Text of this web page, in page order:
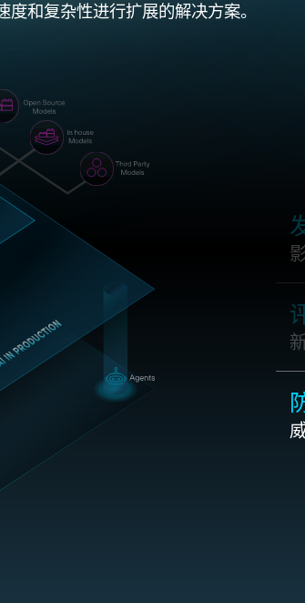
度和复杂性进行扩展的解决方案。